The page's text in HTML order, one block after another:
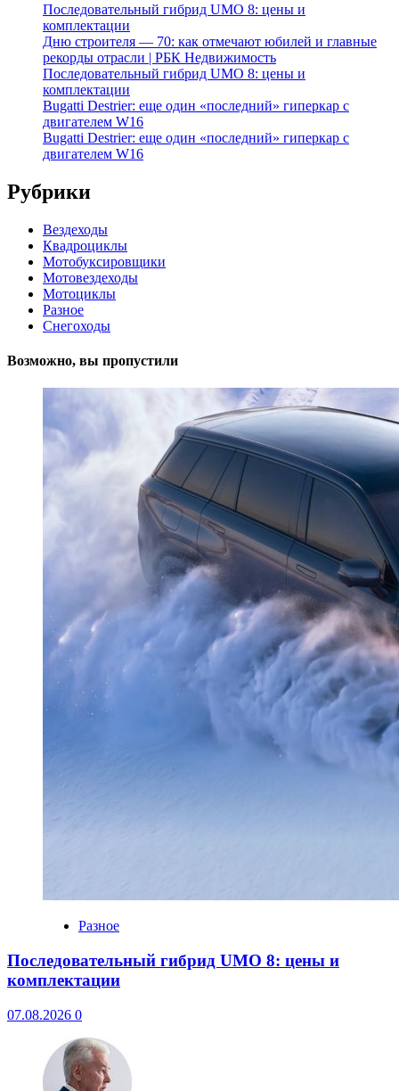
Последовательный гибрид UMO 8: цены и
комплектации
Дню строителя — 70: как отмечают юбилей и главные
рекорды отрасли | РБК Недвижимость
Последовательный гибрид UMO 8: цены и
комплектации
Bugatti Destrier: еще один «последний» гиперкар с
двигателем W16
Bugatti Destrier: еще один «последний» гиперкар с
двигателем W16
Рубрики
Вездеходы
Квадроциклы
Мотобуксировщики
Мотовездеходы
Мотоциклы
Разное
Снегоходы
Возможно, вы пропустили
Разное
Последовательный гибрид UMO 8: цены и
комплектации
07.08.2026 0